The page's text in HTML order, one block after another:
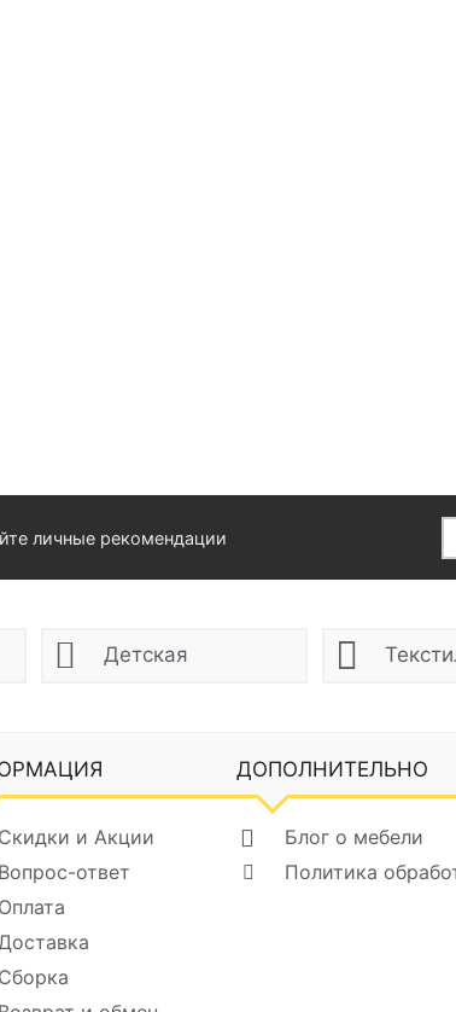
личные рекомендации
Детская
Скидки и Акции
Вопрос-ответ
Оплата
Сборка
ДОПОЛНИТЕЛЬНО
Блог о мебели
Политика